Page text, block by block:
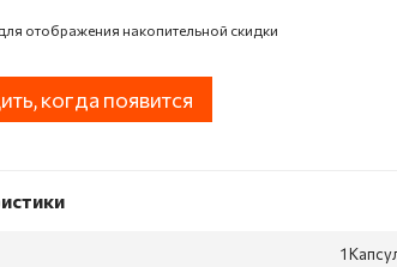
отображения накопительной скидки
когда появится
1